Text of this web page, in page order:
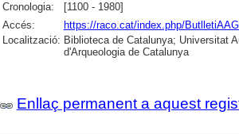
Cronologia:
[1100 - 1980]
Accés:
https://raco.cat/index.php/
Localització: Biblioteca de Catalunya; Universitat
d'Arqueologia de Catalunya
Enllaç permanent a aquest